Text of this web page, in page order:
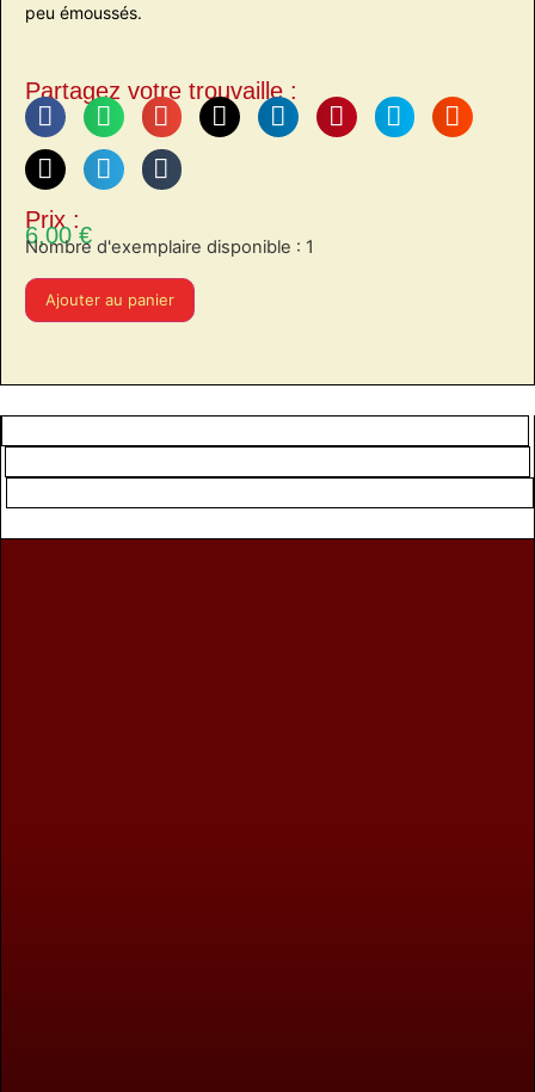
peu émoussés.
Partagez votre trouvaille :
Prix :
6,00€
Nombre d'exemplaire disponible : 1
Ajouter au panier